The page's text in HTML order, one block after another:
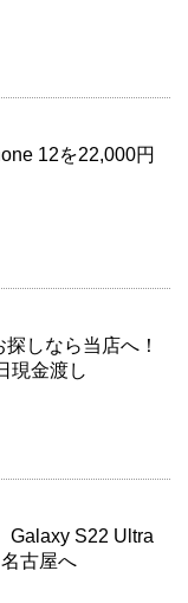
12を22,000円
しなら当店へ！
現金渡し
Galaxy S22 Ultra
古屋へ